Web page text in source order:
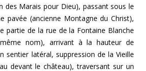
des Marais pour Dieu), passant sous le
pavée (ancienne Montagne du Christ),
partie de la rue de la Fontaine Blanche
nom), arrivant à la hauteur de
sentier latéral, suppression de la Vieille
devant le château), traversant sur un